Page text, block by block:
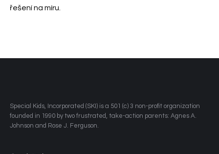
řešení na míru.
​Special Kids, Incorporated (SKI) is a 501 (c) 3 non-profit organization
founded in 1990 by two frustrated, take-action parents: Agnes A.
Johnson and Rose J. Ferguson.